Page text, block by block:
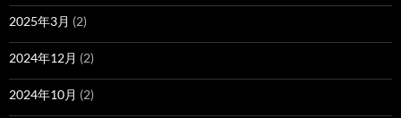
2025年3月 (2)
2024年12月 (2)
2024年10月 (2)